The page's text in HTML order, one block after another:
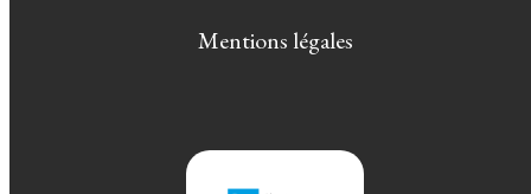
Mentions légales